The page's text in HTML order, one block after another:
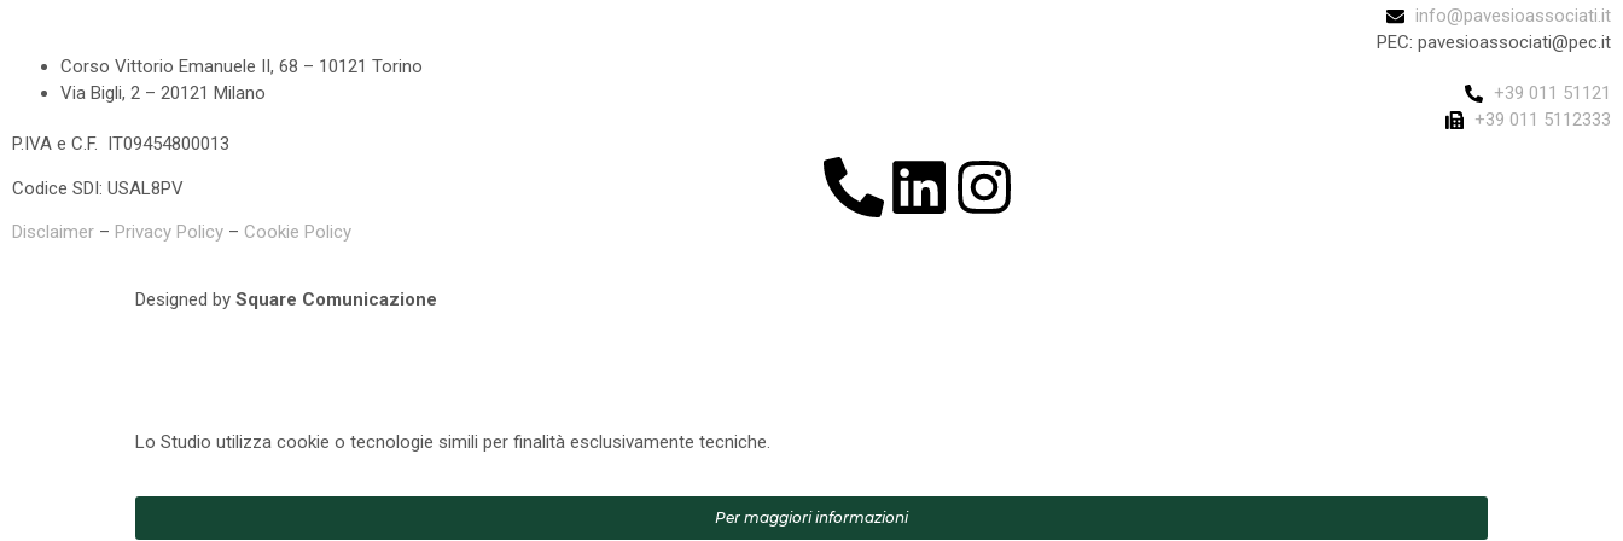
Corso Vittorio Emanuele II, 68 – 10121 Torino
Via Bigli, 2 – 20121 Milano
P.IVA e C.F. IT09454800013
Codice SDI: USAL8PV
Disclaimer – Privacy Policy – Cookie Policy
info@pavesioassociati.it
PEC: pavesioassociati@pec.it
+39 011 51121
+39 011 5112333
Designed by Square Comunicazione
Lo Studio utilizza cookie o tecnologie simili per finalità esclusivamente tecniche.
Per maggiori informazioni